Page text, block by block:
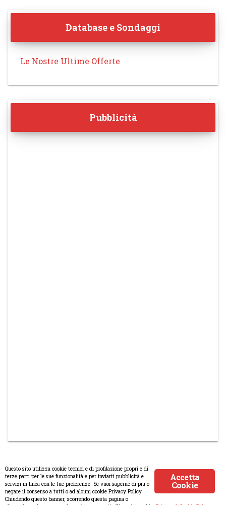
Database e Sondaggi
Le Nostre Ultime Offerte
Pubblicità
© Copyright 2008-2017 Scenaripolitici.com - Tutti i diritti riservati.
Creato daAtlanticmoon.com
Accetta
Cookie
Questo sito utilizza cookie tecnici e di profilazione propri e di
terze parti per le sue funzionalità e per inviarti pubblicità e
servizi in linea con le tue preferenze. Se vuoi saperne di più o
negare il consenso a tutti o ad alcuni cookie Privacy Policy.
Chiudendo questo banner, scorrendo questa pagina o